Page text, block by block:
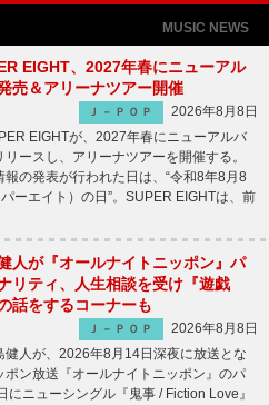
MUSIC NEWS
EIGHT、2027年春にニューアル
売＆アリーナツアー開催
Ｊ－ＰＯＰ
2026年8月8日
EIGHTが、2027年春にニューアルバ
リースし、アリーナツアーを開催する。
の発表が行われた日は、“令和8年8月8
ーエイト）の日”。SUPER EIGHTは、前
人が『オールナイトニッポン』パ
リティ、人生相談を受け『遊戯
話をするコーナーも
Ｊ－ＰＯＰ
2026年8月8日
人が、2026年8月14日深夜に放送とな
ポン放送『オールナイトニッポン』のパ
ニューシングル『鬼事 / Fiction Love』